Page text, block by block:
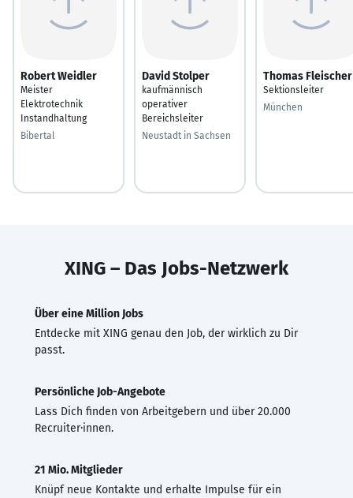
Robert Weidler
Meister
Elektrotechnik
Instandhaltung
Bibertal
David Stolper
kaufmännisch
operativer
Bereichsleiter
Neustadt in Sachsen
Thomas Fleischer
Sektionsleiter
München
XING – Das Jobs-Netzwerk
Über eine Million Jobs
Entdecke mit XING genau den Job, der wirklich zu Dir
passt.
Persönliche Job-Angebote
Lass Dich finden von Arbeitgebern und über 20.000
Recruiter·innen.
21 Mio. Mitglieder
Knüpf neue Kontakte und erhalte Impulse für ein